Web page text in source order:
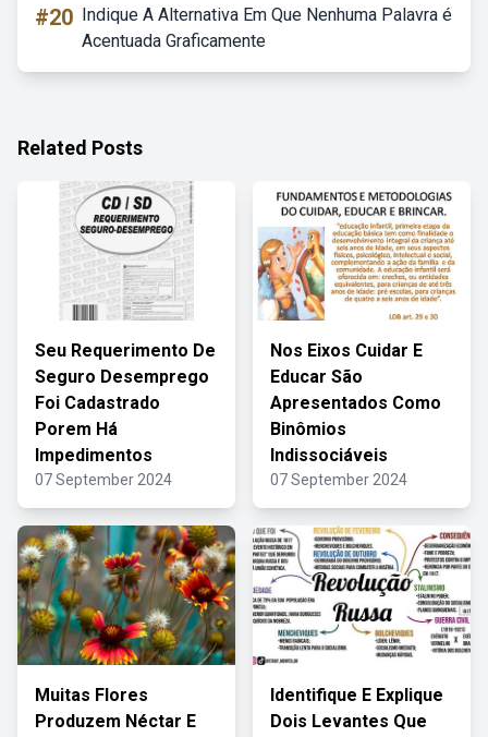
#20 Indique A Alternativa Em Que Nenhuma Palavra é
Acentuada Graficamente
Related Posts
Seu Requerimento De
Seguro Desemprego
Foi Cadastrado
Porem Há
Impedimentos
07 September 2024
Nos Eixos Cuidar E
Educar São
Apresentados Como
Binômios
Indissociáveis
07 September 2024
Muitas Flores
Produzem Néctar E
Identifique E Explique
Dois Levantes Que